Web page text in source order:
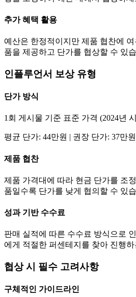
추가 혜택 활용
예산은 한정적이지만 제품 협찬에
품을 제공하고 단가를 협상할 수 있
인플루언서 보상 유형
단가방식
1회 게시물 기준 표준 가격 (2024년
평균 단가: 44만원 | 권장 단가: 37만원
제품 협찬
제품 가격대에 따라 현금 단가를 조
품일수록 단가를 낮게 협의할 수 있
성과 기반 수수료
판매 실적에 따른 수수료 방식으로
에게 적절한 퍼센테지를 찾아 진행
협상 시 필수 고려사항
구체적인 가이드라인